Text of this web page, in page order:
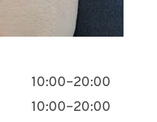
10:00–20:00
10:00–20:00